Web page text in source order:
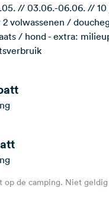
// 03.06.-06.06. //
volwassenen /
/ hond - extra:
de camping. Niet